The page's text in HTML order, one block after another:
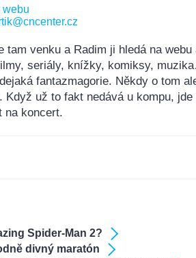
webu
tam venku a Radim ji hledá na
seriály, knížky, komiksy,
fantazmagorie. Někdy o tom
Když už to fakt nedává u kompu, jde
na koncert.
Spider-Man 2?
divný maratón